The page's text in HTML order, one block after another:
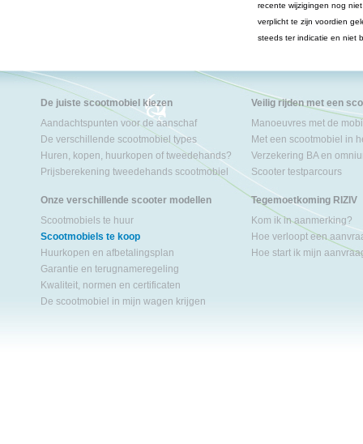
recente wijzigingen nog
verplicht te zijn voordien
steeds ter indicatie en niet
De juiste scootmobiel kiezen
Aandachtspunten voor de aanschaf
De verschillende scootmobiel types
Huren, kopen, huurkopen of tweedehands?
Prijsberekening tweedehands scootmobiel
Onze verschillende scooter modellen
Scootmobiels te huur
Scootmobiels te koop
Huurkopen en afbetalingsplan
Garantie en terugnameregeling
Kwaliteit, normen en certificaten
De scootmobiel in mijn wagen krijgen
Veilig rijden met een
Manoeuvres met de
Met een scootmobiel in
Verzekering BA en
Scooter testparcours
Tegemoetkoming RIZIV
Kom ik in aanmerking?
Hoe verloopt een
Hoe start ik mijn